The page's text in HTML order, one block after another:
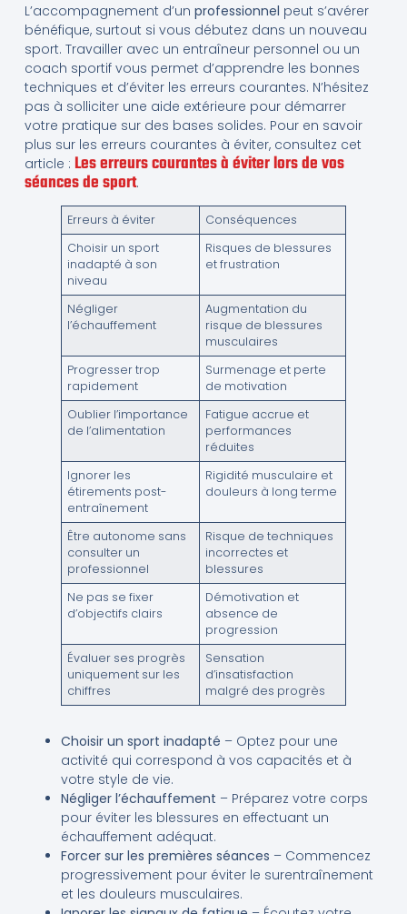
L’accompagnement d’un professionnel peut s’avérer
bénéfique, surtout si vous débutez dans un nouveau
sport. Travailler avec un entraîneur personnel ou un
coach sportif vous permet d’apprendre les bonnes
techniques et d’éviter les erreurs courantes. N’hésitez
pas à solliciter une aide extérieure pour démarrer
votre pratique sur des bases solides. Pour en savoir
plus sur les erreurs courantes à éviter, consultez cet
article : Les erreurs courantes à éviter lors de vos
séances de sport.
Erreurs à éviter
Conséquences
Choisir un sport
inadapté à son
niveau
Risques de blessures
et frustration
Négliger
l’échauffement
Augmentation du
risque de blessures
musculaires
Progresser trop
rapidement
Surmenage et perte
de motivation
Oublier l’importance
de l’alimentation
Fatigue accrue et
performances
réduites
Ignorer les
étirements post-
entraînement
Rigidité musculaire et
douleurs à long terme
Être autonome sans
consulter un
professionnel
Risque de techniques
incorrectes et
blessures
Ne pas se fixer
d’objectifs clairs
Démotivation et
absence de
progression
Évaluer ses progrès
uniquement sur les
chiffres
Sensation
d’insatisfaction
malgré des progrès
Choisir un sport inadapté – Optez pour une
activité qui correspond à vos capacités et à
votre style de vie.
Négliger l’échauffement – Préparez votre corps
pour éviter les blessures en effectuant un
échauffement adéquat.
Forcer sur les premières séances – Commencez
progressivement pour éviter le surentraînement
et les douleurs musculaires.